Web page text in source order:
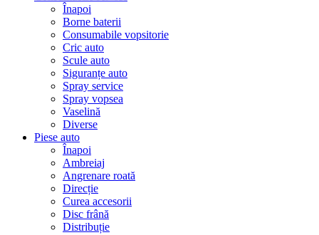
Înapoi
Borne baterii
Consumabile vopsitorie
Cric auto
Scule auto
Siguranțe auto
Spray service
Spray vopsea
Vaselină
Diverse
Piese auto
Înapoi
Ambreiaj
Angrenare roată
Direcție
Curea accesorii
Disc frână
Distribuție